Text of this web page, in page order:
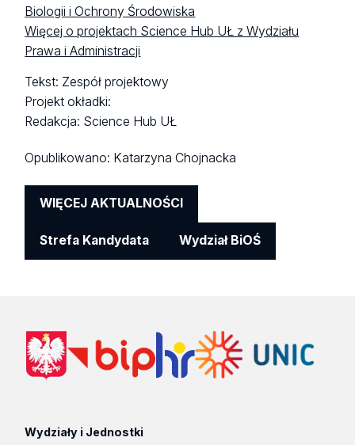
Biologii i Ochrony Środowiska
Więcej o projektach Science Hub UŁ z Wydziału
Prawa i Administracji
Tekst: Zespół projektowy
Projekt okładki:
Redakcja: Science Hub UŁ
Opublikowano: Katarzyna Chojnacka
WIĘCEJ AKTUALNOŚCI
Strefa Kandydata Wydział BiOŚ
Wydziały i Jednostki